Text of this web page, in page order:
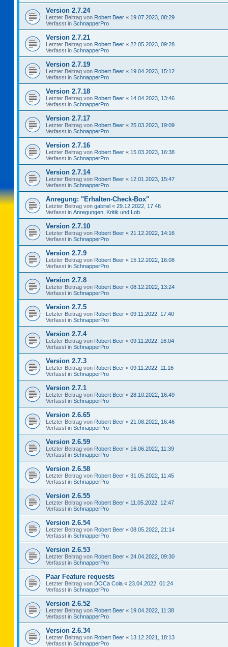
Version 2.7.24
Letzter Beitrag von Robert Beer « 19.07.2023, 08:29
Verfasst in SchnapperPro
Version 2.7.21
Letzter Beitrag von Robert Beer « 22.05.2023, 09:28
Verfasst in SchnapperPro
Version 2.7.19
Letzter Beitrag von Robert Beer « 19.04.2023, 15:12
Verfasst in SchnapperPro
Version 2.7.18
Letzter Beitrag von Robert Beer « 14.04.2023, 13:46
Verfasst in SchnapperPro
Version 2.7.17
Letzter Beitrag von Robert Beer « 25.03.2023, 19:09
Verfasst in SchnapperPro
Version 2.7.16
Letzter Beitrag von Robert Beer « 15.03.2023, 16:38
Verfasst in SchnapperPro
Version 2.7.14
Letzter Beitrag von Robert Beer « 12.01.2023, 15:47
Verfasst in SchnapperPro
Anregung: "Erhalten-Check-Box"
Letzter Beitrag von gabriel « 29.12.2022, 17:46
Verfasst in Anregungen, Kritik und Lob
Version 2.7.10
Letzter Beitrag von Robert Beer « 21.12.2022, 14:16
Verfasst in SchnapperPro
Version 2.7.9
Letzter Beitrag von Robert Beer « 15.12.2022, 16:08
Verfasst in SchnapperPro
Version 2.7.8
Letzter Beitrag von Robert Beer « 08.12.2022, 13:24
Verfasst in SchnapperPro
Version 2.7.5
Letzter Beitrag von Robert Beer « 09.11.2022, 17:40
Verfasst in SchnapperPro
Version 2.7.4
Letzter Beitrag von Robert Beer « 09.11.2022, 16:04
Verfasst in SchnapperPro
Version 2.7.3
Letzter Beitrag von Robert Beer « 09.11.2022, 11:16
Verfasst in SchnapperPro
Version 2.7.1
Letzter Beitrag von Robert Beer « 28.10.2022, 16:49
Verfasst in SchnapperPro
Version 2.6.65
Letzter Beitrag von Robert Beer « 21.08.2022, 16:46
Verfasst in SchnapperPro
Version 2.6.59
Letzter Beitrag von Robert Beer « 16.06.2022, 11:39
Verfasst in SchnapperPro
Version 2.6.58
Letzter Beitrag von Robert Beer « 31.05.2022, 11:45
Verfasst in SchnapperPro
Version 2.6.55
Letzter Beitrag von Robert Beer « 11.05.2022, 12:47
Verfasst in SchnapperPro
Version 2.6.54
Letzter Beitrag von Robert Beer « 08.05.2022, 21:14
Verfasst in SchnapperPro
Version 2.6.53
Letzter Beitrag von Robert Beer « 24.04.2022, 09:30
Verfasst in SchnapperPro
Paar Feature requests
Letzter Beitrag von DOCa Cola « 23.04.2022, 01:24
Verfasst in SchnapperPro
Version 2.6.52
Letzter Beitrag von Robert Beer « 19.04.2022, 11:38
Verfasst in SchnapperPro
Version 2.6.34
Letzter Beitrag von Robert Beer « 13.12.2021, 18:13
Verfasst in SchnapperPro